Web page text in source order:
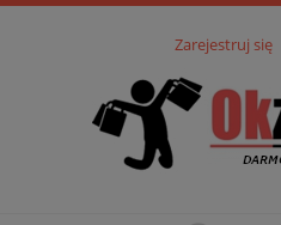
Zarejestruj się